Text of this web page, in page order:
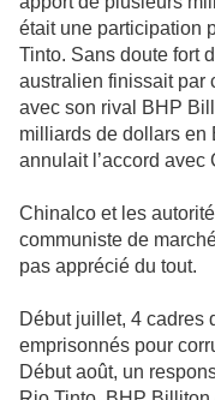
était une participation
Tinto. Sans doute fort
australien finissait par
avec son rival BHP
milliards de dollars en
annulait l’accord avec
Chinalco et les
communiste de
pas apprécié du tout.
Début juillet, 4 cadres
emprisonnés pour
Début août, un